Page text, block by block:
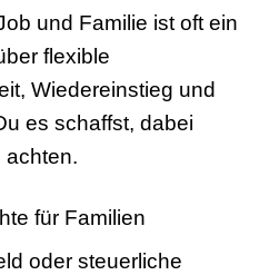
und Familie ist oft ein
flexible
Wiedereinstieg und
es schaffst, dabei
achten.
für Familien
oder steuerliche